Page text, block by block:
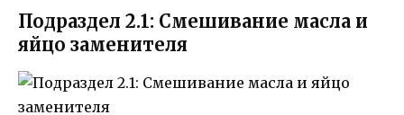
Подраздел 2.1: Смешивание масла и
яйцо заменителя